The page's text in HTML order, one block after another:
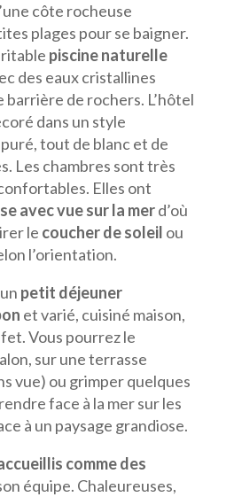
côte rocheuse
plages pour se baigner.
piscine naturelle
des eaux cristallines
de rochers. L’hôtel
dans un style
tout de blanc et de
Les chambres sont très
Elles ont
avec vue sur la merd’où
le coucher de soleil ou
l’orientation.
petit déjeuner
et varié, cuisiné maison,
Vous pourrez le
sur une terrasse
vue) ou grimper quelques
face à la mer sur les
à un paysage grandiose.
comme des
équipe. Chaleureuses,